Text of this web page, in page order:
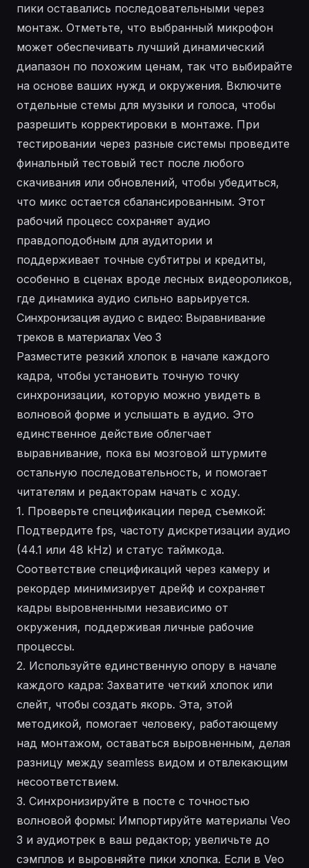
пики оставались последовательными через
монтаж. Отметьте, что выбранный микрофон
может обеспечивать лучший динамический
диапазон по похожим ценам, так что выбирайте
на основе ваших нужд и окружения. Включите
отдельные стемы для музыки и голоса, чтобы
разрешить корректировки в монтаже. При
тестировании через разные системы проведите
финальный тестовый тест после любого
скачивания или обновлений, чтобы убедиться,
что микс остается сбалансированным. Этот
рабочий процесс сохраняет аудио
правдоподобным для аудитории и
поддерживает точные субтитры и кредиты,
особенно в сценах вроде лесных видеороликов,
где динамика аудио сильно варьируется.
Синхронизация аудио с видео: Выравнивание
треков в материалах Veo 3
Разместите резкий хлопок в начале каждого
кадра, чтобы установить точную точку
синхронизации, которую можно увидеть в
волновой форме и услышать в аудио. Это
единственное действие облегчает
выравнивание, пока вы мозговой штурмите
остальную последовательность, и помогает
читателям и редакторам начать с ходу.
1. Проверьте спецификации перед съемкой:
Подтвердите fps, частоту дискретизации аудио
(44.1 или 48 kHz) и статус таймкода.
Соответствие спецификаций через камеру и
рекордер минимизирует дрейф и сохраняет
кадры выровненными независимо от
окружения, поддерживая личные рабочие
процессы.
2. Используйте единственную опору в начале
каждого кадра: Захватите четкий хлопок или
слейт, чтобы создать якорь. Эта, этой
методикой, помогает человеку, работающему
над монтажом, оставаться выровненным, делая
разницу между seamless видом и отвлекающим
несоответствием.
3. Синхронизируйте в посте с точностью
волновой формы: Импортируйте материалы Veo
3 и аудиотрек в ваш редактор; увеличьте до
сэмплов и выровняйте пики хлопка. Если в Veo